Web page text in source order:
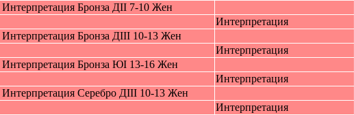
Бpoнзa ДII 7-10 Жeн
Интерпретация
Бpoнзa ДIII 10-13 Жeн
Интерпретация
Интерпрeтация Бpoнзa ЮI 13-16 Жeн
Интерпретация
Cepeбро ДIII 10-13 Жeн
Интерпретация